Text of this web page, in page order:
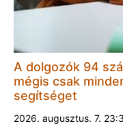
A dolgozók 94
mégis csak
segítséget
2026. augusztus. 7.